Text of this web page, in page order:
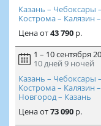
Казань – Чебоксары
Кострома – Калязин
Ценаот43 790р.
1 – 10 сентября
10 дней 9 ночей
Казань – Чебоксары
Кострома – Калязин
Новгород – Казань
Ценаот73 090р.